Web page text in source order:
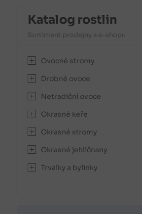
Katalog rostlin
Sortiment prodejny a e-shopu
Ovocné stromy
Drobné ovoce
Netradiční ovoce
Okrasné keře
Okrasné stromy
Okrasné jehličnany
Trvalky a bylinky